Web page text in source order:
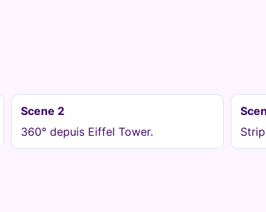
Scene 2
360° depuis Eiffel Tower.